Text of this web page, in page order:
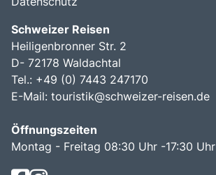
Schweizer Reisen
Heiligenbronner Str. 2
D- 72178 Waldachtal
Tel.: +49 (0) 7443 247170
E-Mail: touristik@schweizer-reisen.de
Öffnungszeiten
Montag - Freitag 08:30 Uhr -17:30 Uhr